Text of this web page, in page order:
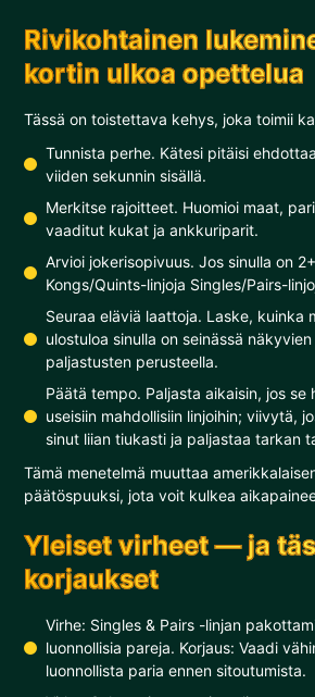
Rivikohtainen
kortin ulkoa opettelua
Tässä on toistettava kehys, joka toimii
Tunnista perhe. Kätesi pitäisi
viiden sekunnin sisällä.
Merkitse rajoitteet. Huomioi maat,
vaaditut kukat ja ankkuriparit.
Arvioi jokerisopivuus. Jos sinulla on
Kongs/Quints-linjoja Singles/Pairs-
Seuraa eläviä laattoja. Laske, kuinka
ulostuloa sinulla on seinässä
paljastusten perusteella.
Päätä tempo. Paljasta aikaisin, jos se
useisiin mahdollisiin linjoihin; viivytä,
sinut liian tiukasti ja paljastaa tarkan
Tämä menetelmä muuttaa
päätöspuuksi, jota voit kulkea
Yleiset virheet — ja
korjaukset
Virhe: Singles & Pairs -linjan
luonnollisia pareja. Korjaus: Vaadi
luonnollista paria ennen sitoutumista.